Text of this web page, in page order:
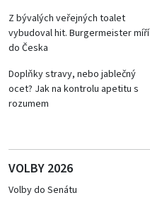
Z bývalých veřejných toalet
vybudoval hit. Burgermeister míří
do Česka
Doplňky stravy, nebo jablečný
ocet? Jak na kontrolu apetitu s
rozumem
VOLBY 2026
Volby do Senátu